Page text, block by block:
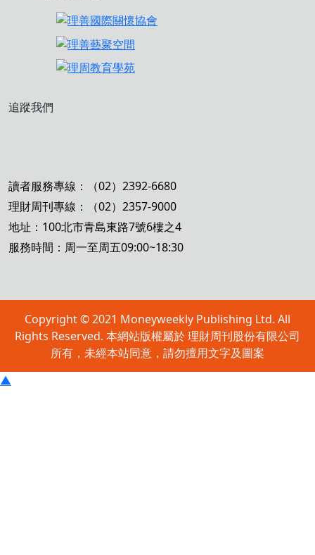
追蹤我們
讀者服務專線：（02）2392-6680
理財周刊專線：（02）2357-9000
地址：100北市青島東路7號6樓之4
服務時間：周一至周五09:00~18:30
Copyright © 2021 Moneyweekly Publishing Ltd. All
Rights Reserved. 本網站版權屬於 理財周刊股份有限公司
所有，未經本站同意，請勿擅用文字及圖案
▲